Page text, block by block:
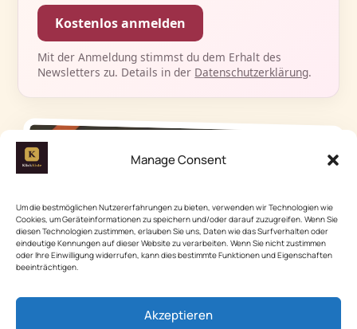
Manage Consent
Um die bestmöglichen Nutzererfahrungen zu bieten, verwenden wir Technologien wie
Cookies, um Geräteinformationen zu speichern und/oder darauf zuzugreifen. Wenn Sie
diesen Technologien zustimmen, erlauben Sie uns, Daten wie das Surfverhalten oder
eindeutige Kennungen auf dieser Website zu verarbeiten. Wenn Sie nicht zustimmen
oder Ihre Einwilligung widerrufen, kann dies bestimmte Funktionen und Eigenschaften
beeinträchtigen.
Akzeptieren
Kostenlos anmelden
Mit der Anmeldung stimmst du dem Erhalt des
Newsletters zu. Details in der Datenschutzerklärung.